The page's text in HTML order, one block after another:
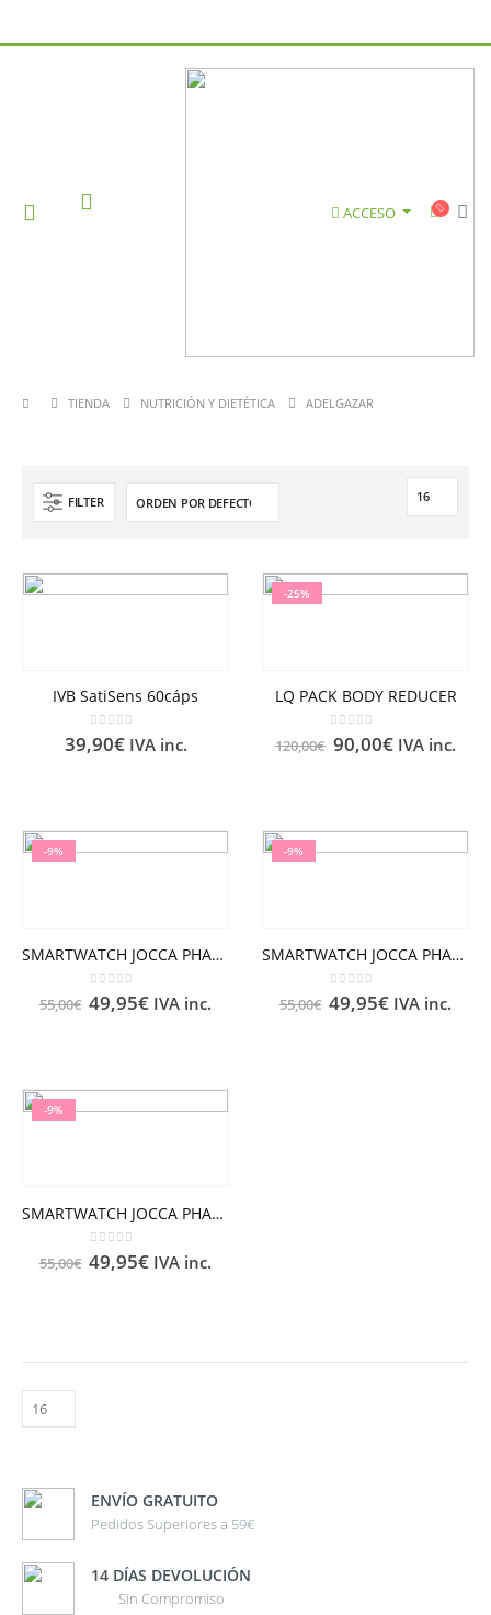
ACCESO
TIENDA NUTRICIÓN Y DIETÉTICA ADELGAZAR
FILTER
IVB SatiSens 60cáps
0out of 5
39,90€ IVA inc.
-25%
LQ PACK BODY REDUCER
0out of 5
120,00€ 90,00€ IVA inc.
-9%
SMARTWATCH JOCCA PHARMA NEGRO
0out of 5
55,00€ 49,95€ IVA inc.
-9%
SMARTWATCH JOCCA PHARMA ROSA
0out of 5
55,00€ 49,95€ IVA inc.
-9%
SMARTWATCH JOCCA PHARMA ROUNDED BLUE
0out of 5
55,00€ 49,95€ IVA inc.
ENVÍO GRATUITO
Pedidos Superiores a 59€
14 DÍAS DEVOLUCIÓN
Sin Compromiso